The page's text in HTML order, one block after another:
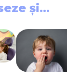
și...